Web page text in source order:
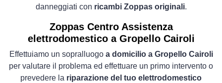
danneggiati con ricambi Zoppas originali.
Zoppas Centro Assistenza
elettrodomestico a Gropello Cairoli
Effettuiamo un sopralluogo a domicilio a Gropello Cairoli
per valutare il problema ed effettuare un primo intervento o
prevedere la riparazione del tuo elettrodomestico